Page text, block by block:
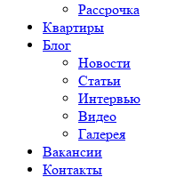
Рассрочка
Квартиры
Блог
Новости
Статьи
Интервью
Видео
Галерея
Вакансии
Контакты